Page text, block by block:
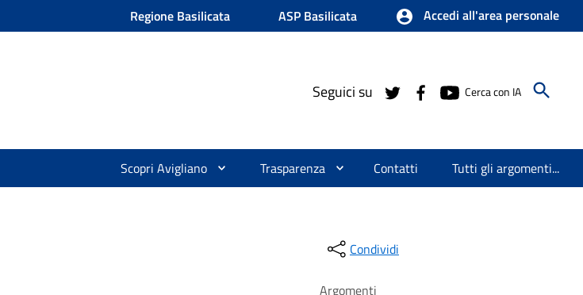
Regione Basilicata ASP Basilicata Accedi all'area personale
Seguici su Cerca con IA
Scopri Avigliano Trasparenza Contatti Tutti gli argomenti...
Condividi
Argomenti